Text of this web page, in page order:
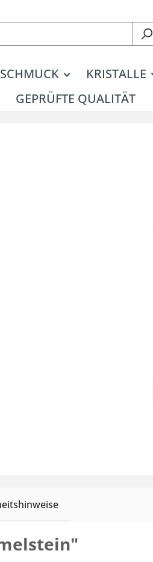
SCHMUCK KRISTALLE
GEPRÜFTE QUALITÄT